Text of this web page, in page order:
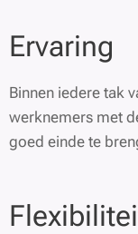
Ervaring
Binnen iedere tak
werknemers met
goed einde te